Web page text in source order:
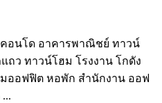
อนโด อาคารพาณิชย์ ทาวน์
ถว ทาวน์โฮม โรงงาน โกดัง
ออฟฟิต หอพัก สำนักงาน ออฟ